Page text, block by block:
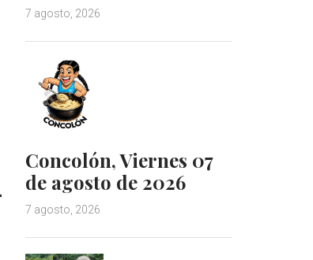
7 agosto, 2026
Concolón, Viernes 07
de agosto de 2026
7 agosto, 2026